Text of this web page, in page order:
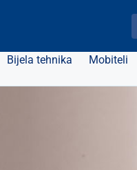
Bijela tehnika Mobiteli